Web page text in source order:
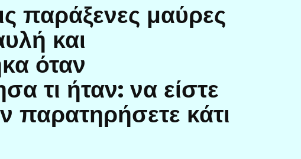
παράξενες μαύρες
και
όταν
τι ήταν: να είστε
παρατηρήσετε κάτι